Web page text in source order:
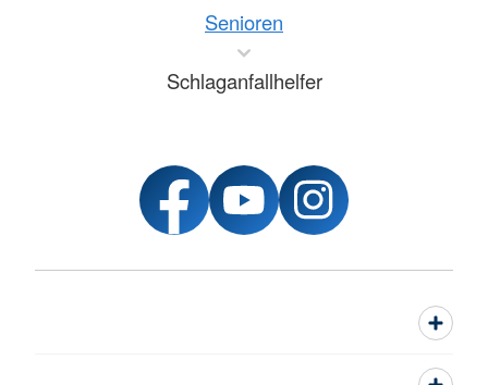
Senioren
Schlaganfallhelfer